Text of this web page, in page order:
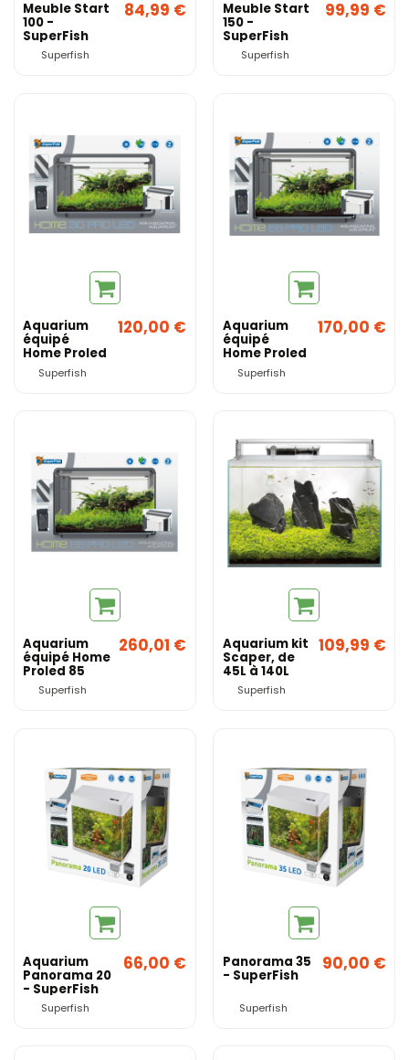
Meuble Start
100 -
SuperFish
Superfish
84,99 € Meuble Start
150 -
SuperFish
Superfish
99,99 €
Aquarium
équipé
Home Proled
30 SuperFish
Superfish
120,00 € Aquarium
équipé
Home Proled
65 SuperFish
Superfish
170,00 €
Aquarium
équipé Home
Proled 85
SuperFish
Superfish
260,01 € Aquarium kit
Scaper, de
45L à 140L
Superfish
109,99 €
Aquarium
Panorama 20
- SuperFish
Superfish
66,00 € Panorama 35
- SuperFish
Superfish
90,00 €